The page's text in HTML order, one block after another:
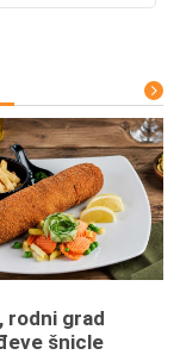
rodni grad
šnicle